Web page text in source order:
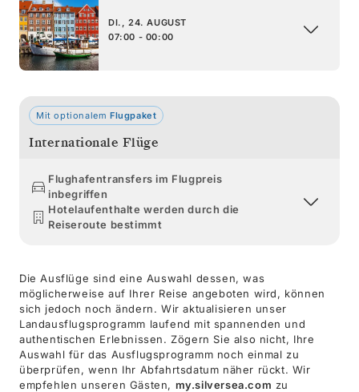
DI., 24. AUGUST
07:00 - 00:00
Mit optionalem Flugpaket
Internationale Flüge
Flughafentransfers im Flugpreis
inbegriffen
Hotelaufenthalte werden durch die
Reiseroute bestimmt
Die Ausflüge sind eine Auswahl dessen, was
möglicherweise auf Ihrer Reise angeboten wird, können
sich jedoch noch ändern. Wir aktualisieren unser
Landausflugsprogramm laufend mit spannenden und
authentischen Erlebnissen. Zögern Sie also nicht, Ihre
Auswahl für das Ausflugsprogramm noch einmal zu
überprüfen, wenn Ihr Abfahrtsdatum näher rückt. Wir
empfehlen unseren Gästen, my.silversea.com zu